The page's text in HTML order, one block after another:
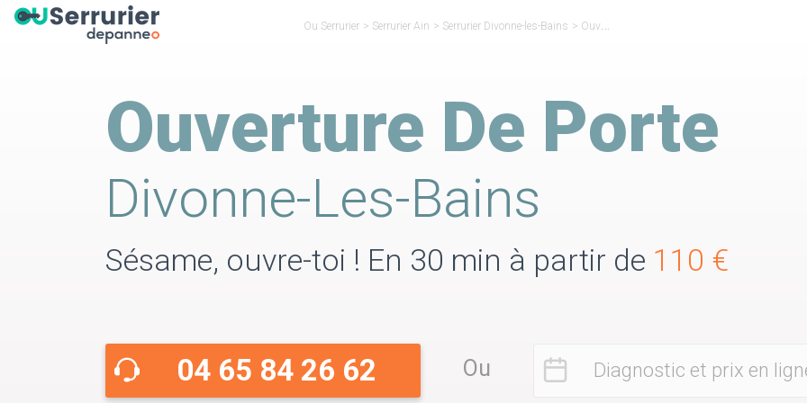
Ou Serrurier > Serrurier Ain > Serrurier Divonne-les-Bains > Ouverture de Porte Divonne-les-Bains
Ouverture De Porte
Divonne-Les-Bains
Sésame, ouvre-toi ! En 30 min à partir de 110 €
04 65 84 26 62 Ou Diagnostic et prix en